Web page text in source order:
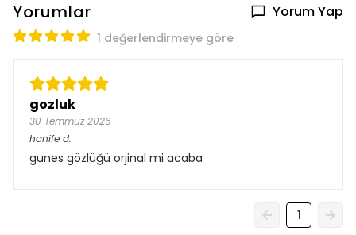
Yorumlar Yorum Yap
1 değerlendirmeye göre
gozluk
30 Temmuz 2026
hanife d.
gunes gözlüğü orjinal mi acaba
1